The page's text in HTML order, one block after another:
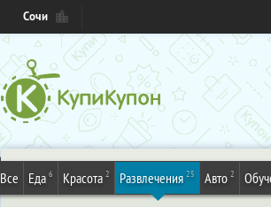
Сочи
Все Еда 6 Красота 2 Развлечения 25 Авто 2